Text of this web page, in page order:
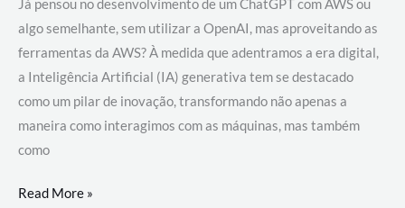
Já pensou no desenvolvimento de um ChatGPT com AWS ou
algo semelhante, sem utilizar a OpenAI, mas aproveitando as
ferramentas da AWS? À medida que adentramos a era digital,
a Inteligência Artificial (IA) generativa tem se destacado
como um pilar de inovação, transformando não apenas a
maneira como interagimos com as máquinas, mas também
como
Desenvolvimento
Read More »